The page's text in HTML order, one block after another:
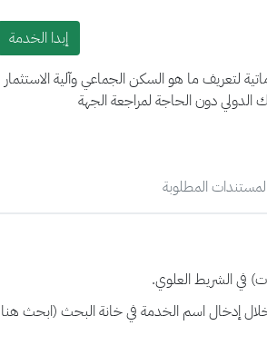
إبدا الخدمة
لتعريف ما هو السكن الجماعي وآلية الاستثمار
الدولي دون الحاجة لمراجعة الجهة
المستندات المطلوبة
في الشريط العلوي.
إدخال اسم الخدمة في خانة البحث (ابحث هنا